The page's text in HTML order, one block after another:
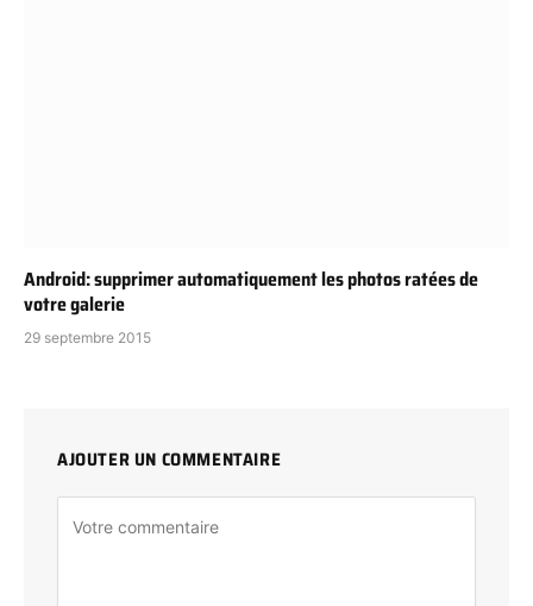
Android: supprimer automatiquement les photos ratées de
votre galerie
29 septembre 2015
AJOUTER UN COMMENTAIRE